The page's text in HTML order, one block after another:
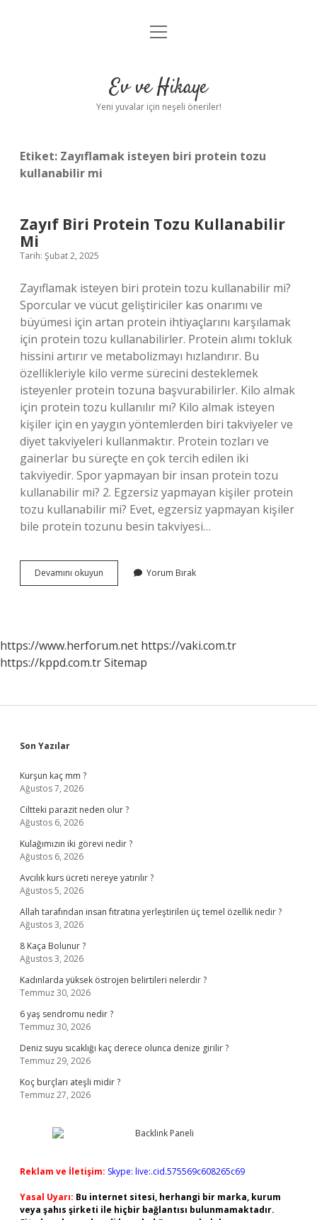
Anasayfa
Yasal Uyarı
menüyü
Ev ve Hikaye
Yeni yuvalar için neşeli öneriler!
Etiket: Zayıflamak isteyen biri protein tozu
kullanabilir mi
Zayıf Biri Protein Tozu Kullanabilir
Mi
Tarih: Şubat 2, 2025
Zayıflamak isteyen biri protein tozu kullanabilir mi?
Sporcular ve vücut geliştiriciler kas onarımı ve
büyümesi için artan protein ihtiyaçlarını karşılamak
için protein tozu kullanabilirler. Protein alımı tokluk
hissini artırır ve metabolizmayı hızlandırır. Bu
özellikleriyle kilo verme sürecini desteklemek
isteyenler protein tozuna başvurabilirler. Kilo almak
için protein tozu kullanılır mı? Kilo almak isteyen
kişiler için en yaygın yöntemlerden biri takviyeler ve
diyet takviyeleri kullanmaktır. Protein tozları ve
gainerlar bu süreçte en çok tercih edilen iki
takviyedir. Spor yapmayan bir insan protein tozu
kullanabilir mi? 2. Egzersiz yapmayan kişiler protein
tozu kullanabilir mi? Evet, egzersiz yapmayan kişiler
bile protein tozunu besin takviyesi…
Devamını okuyun
Biri
Yorum Bırak
https://www.herforum.net https://vaki.com.tr
https://kppd.com.trSitemap
Sidebar
Son Yazılar
Kurşun kaç mm ?
Ağustos 7, 2026
Ciltteki parazit neden olur ?
Ağustos 6, 2026
Kulağımızın iki görevi nedir ?
Ağustos 6, 2026
Avcılık kurs ücreti nereye yatırılır ?
Ağustos 5, 2026
Allah tarafından insan fıtratına yerleştirilen üç temel özellik nedir ?
Ağustos 3, 2026
8 Kaça Bolunur ?
Ağustos 3, 2026
Kadınlarda yüksek östrojen belirtileri nelerdir ?
Temmuz 30, 2026
6 yaş sendromu nedir ?
Temmuz 30, 2026
Deniz suyu sıcaklığı kaç derece olunca denize girilir ?
Temmuz 29, 2026
Koç burçları ateşli midir ?
Temmuz 27, 2026
Reklam ve İletişim: Skype: live:.cid.575569c608265c69
Yasal Uyarı: Bu internet sitesi, herhangi bir marka, kurum
veya şahıs şirketi ile hiçbir bağlantısı bulunmamaktadır.